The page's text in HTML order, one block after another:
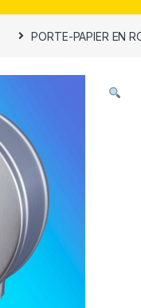
PORTE-PAPIER EN